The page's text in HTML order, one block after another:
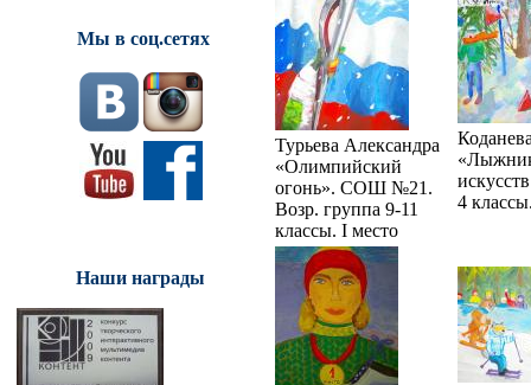
Мы в соц.сетях
Наши награды
Турьева Александра
«Олимпийский
огонь». СОШ №21.
Возр. группа 9-11
классы. I место
4